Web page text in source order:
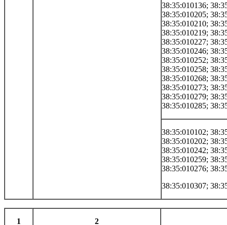
38:35:010136;
38:35:010205;
38:35:010210;
38:35:010219;
38:35:010227;
38:35:010246;
38:35:010252;
38:35:010258;
38:35:010268;
38:35:010273;
38:35:010279;
38:35:010285;
38:35:010102;
38:35:010202;
38:35:010242;
38:35:010259;
38:35:010276;
38:35:010307;
1 2